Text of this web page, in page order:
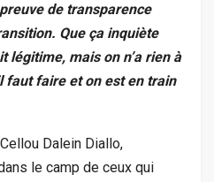
de transparence
Que ça inquiète
légitime, mais on n’a rien à
faut faire et on est en train
Cellou Dalein Diallo,
le camp de ceux qui